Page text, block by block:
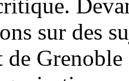
sur des